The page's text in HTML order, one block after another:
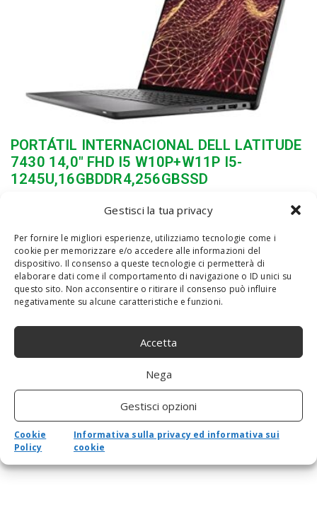
Gestisci la tua privacy
Per fornire le migliori esperienze, utilizziamo tecnologie come i
cookie per memorizzare e/o accedere alle informazioni del
dispositivo. Il consenso a queste tecnologie ci permetterà di
elaborare dati come il comportamento di navigazione o ID unici su
questo sito. Non acconsentire o ritirare il consenso può influire
negativamente su alcune caratteristiche e funzioni.
Accetta
Nega
Gestisci opzioni
Cookie
Policy
Informativa sulla privacy ed informativa sui
cookie
PORTÁTIL INTERNACIONAL DELL LATITUDE
7430 14,0″ FHD I5 W10P+W11P I5-
1245U,16GBDDR4,256GBSSD
Estensione per schermo triplo per laptop da
15″, monitor portatile triplo FHD 1080P IPS
per display a doppio schermo, schermo
triplo pieghevole per laptop da 15″-17″, Plug
and Play di tipo C(1#)